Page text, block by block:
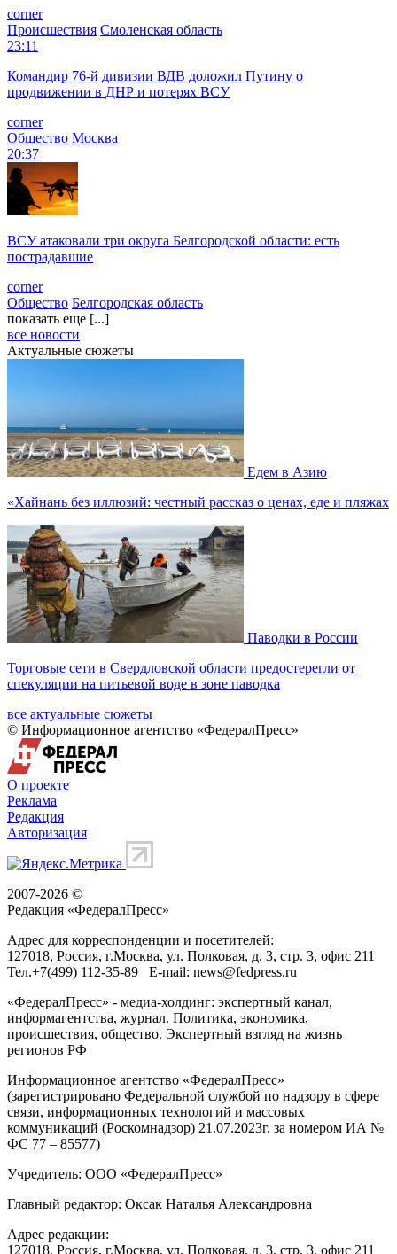
corner
Происшествия Смоленская область
23:11
Командир 76-й дивизии ВДВ доложил Путину о
продвижении в ДНР и потерях ВСУ
corner
Общество Москва
20:37
ВСУ атаковали три округа Белгородской области: есть
пострадавшие
corner
Общество Белгородская область
показать еще [...]
все новости
Актуальные сюжеты
Едем в Азию
«Хайнань без иллюзий: честный рассказ о ценах, еде и пляжах
Паводки в России
Торговые сети в Свердловской области предостерегли от
спекуляции на питьевой воде в зоне паводка
все актуальные сюжеты
© Информационное агентство «ФедералПресс»
О проекте
Реклама
Редакция
Авторизация
2007-2026 ©
Редакция «ФедералПресс»
Адрес для корреспонденции и посетителей:
127018, Россия, г.Москва, ул. Полковая, д. 3, стр. 3, офис 211
Тел.+7(499) 112-35-89 E-mail: news@fedpress.ru
«ФедералПресс» - медиа-холдинг: экспертный канал,
информагентства, журнал. Политика, экономика,
происшествия, общество. Экспертный взгляд на жизнь
регионов РФ
Информационное агентство «ФедералПресс»
(зарегистрировано Федеральной службой по надзору в сфере
связи, информационных технологий и массовых
коммуникаций (Роскомнадзор) 21.07.2023г. за номером ИА №
ФС 77 – 85577)
Учредитель: ООО «ФедералПресс»
Главный редактор: Оксак Наталья Александровна
Адрес редакции:
127018, Россия, г.Москва, ул. Полковая, д. 3, стр. 3, офис 211